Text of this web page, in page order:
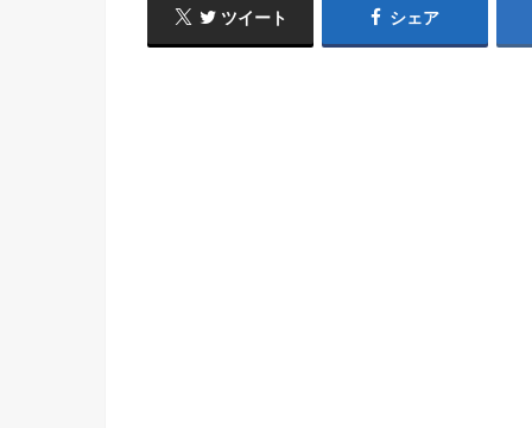
ツイート シェア